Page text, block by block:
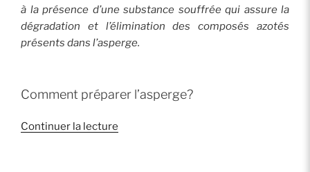
à la présence d’une substance souffrée qui assure la
dégradation et l’élimination des composés azotés
présents dans l’asperge.
Comment préparer l’asperge?
Continuer la lecture